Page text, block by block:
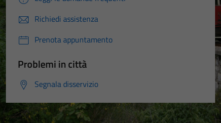
Richiedi assistenza
Prenota appuntamento
Problemi in città
Segnala disservizio